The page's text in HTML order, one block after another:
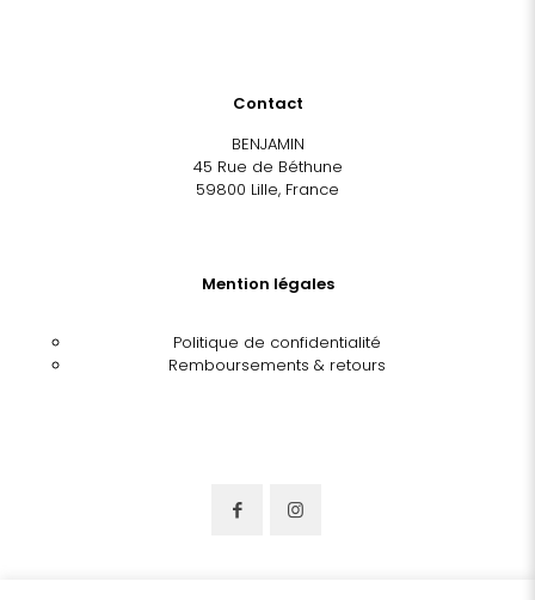
Contact
BENJAMIN
45 Rue de Béthune
59800 Lille, France
Mention légales
Politique de confidentialité
Remboursements & retours